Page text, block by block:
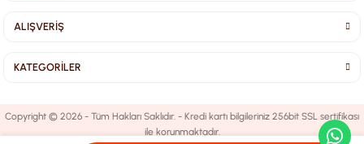
ALIŞVERİŞ
KATEGORİLER
Copyright © 2026 - Tüm Hakları Saklıdır. - Kredi kartı bilgileriniz 256bit SSL sertifikası
ile korunmaktadır.